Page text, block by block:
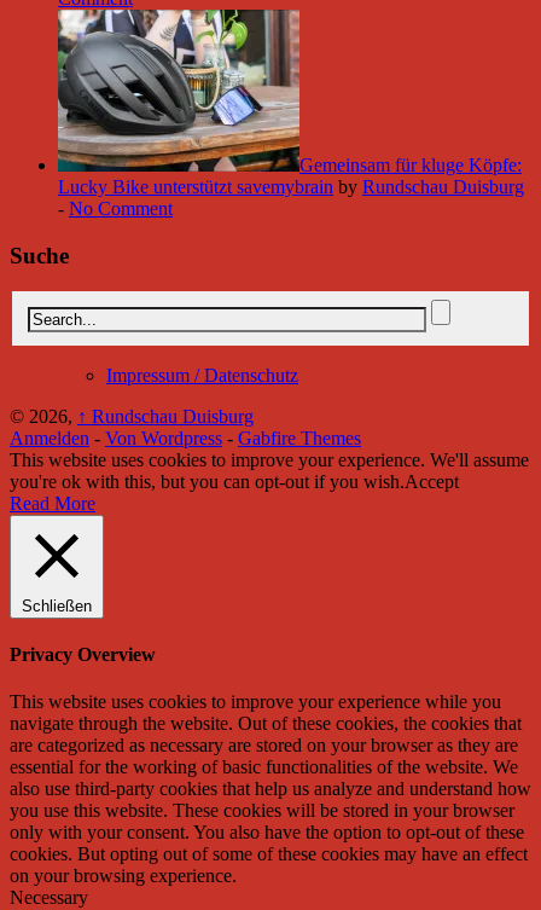
Gemeinsam für kluge Köpfe:
Lucky Bike unterstützt savemybrain by Rundschau Duisburg
- No Comment
Suche
Impressum / Datenschutz
© 2026, ↑ Rundschau Duisburg
Anmelden - Von Wordpress - Gabfire Themes
This website uses cookies to improve your experience. We'll assume
you're ok with this, but you can opt-out if you wish.Accept
Read More
Schließen
Privacy Overview
This website uses cookies to improve your experience while you
navigate through the website. Out of these cookies, the cookies that
are categorized as necessary are stored on your browser as they are
essential for the working of basic functionalities of the website. We
also use third-party cookies that help us analyze and understand how
you use this website. These cookies will be stored in your browser
only with your consent. You also have the option to opt-out of these
cookies. But opting out of some of these cookies may have an effect
on your browsing experience.
Necessary